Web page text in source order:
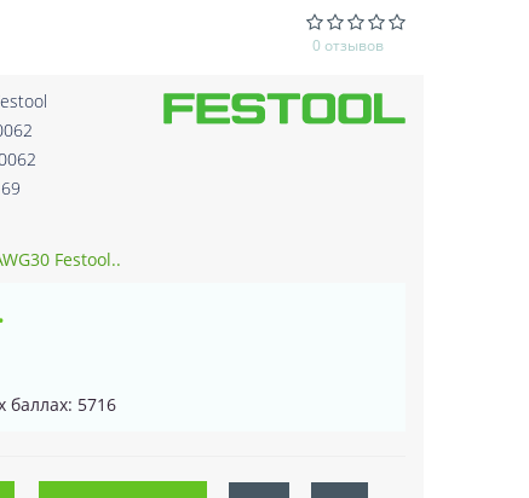
0 отзывов
69
Festool..
баллах: 5716